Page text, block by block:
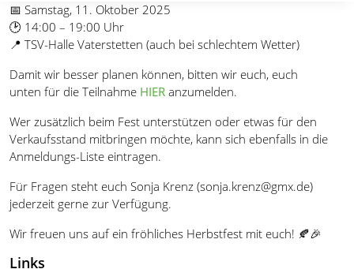
📅 Samstag, 11. Oktober 2025
🕑 14:00 – 19:00 Uhr
📍 TSV-Halle Vaterstetten (auch bei schlechtem Wetter)
Damit wir besser planen können, bitten wir euch, euch
unten für die Teilnahme HIER anzumelden.
Wer zusätzlich beim Fest unterstützen oder etwas für den
Verkaufsstand mitbringen möchte, kann sich ebenfalls in die
Anmeldungs-Liste eintragen.
Für Fragen steht euch Sonja Krenz (sonja.krenz@gmx.de)
jederzeit gerne zur Verfügung.
Wir freuen uns auf ein fröhliches Herbstfest mit euch! 🍂🎉
Links